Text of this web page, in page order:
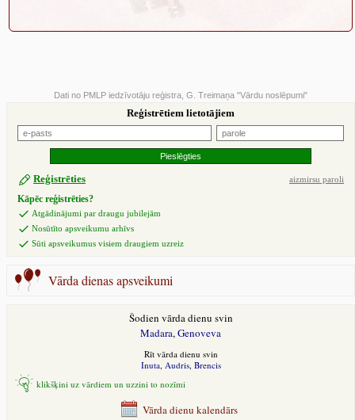
Dati no PMLP iedzīvotāju reģistra, G. Treimaņa "Vārdu noslēpumi"
Reģistrētiem lietotājiem
Reģistrēties aizmirsu paroli
Kāpēc reģistrēties?
Atgādinājumi par draugu jubilejām
Nosūtīto apsveikumu arhīvs
Sūti apsveikumus visiem draugiem uzreiz
Vārda dienas apsveikumi
Šodien vārda dienu svin
Madara,Genoveva
Rīt vārda dienu svin
Inuta, Audris, Brencis
klikšķini uz vārdiem un uzzini to nozīmi
Vārda dienu kalendārs